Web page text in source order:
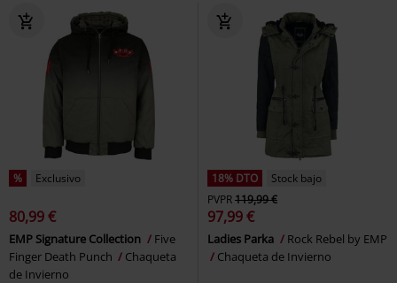
% Exclusivo
80,99 €
EMP Signature Collection
Five
Finger Death Punch
Chaqueta
de Invierno
18% DTO
Stock bajo
PVPR119,99 €
97,99 €
Ladies Parka
Rock Rebel by EMP
Chaqueta de Invierno